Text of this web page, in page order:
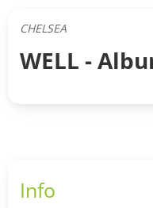
CHELSEA
WELL -
Info